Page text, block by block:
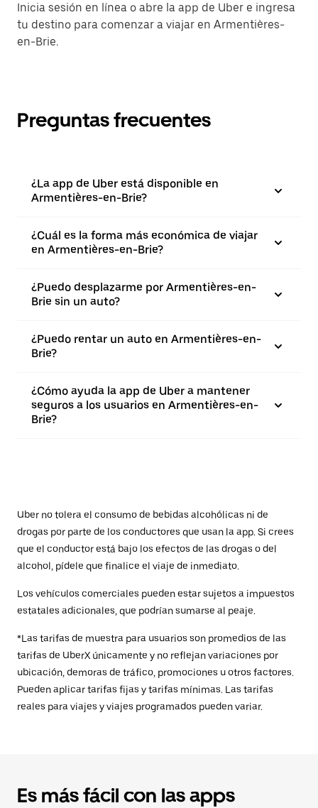
Inicia sesión en línea o abre la app de Uber e ingresa
tu destino para comenzar a viajar en Armentières-
en-Brie.
Preguntas frecuentes
¿La app de Uber está disponible en
Armentières-en-Brie?
¿Cuál es la forma más económica de viajar
en Armentières-en-Brie?
¿Puedo desplazarme por Armentières-en-
Brie sin un auto?
¿Puedo rentar un auto en Armentières-en-
Brie?
¿Cómo ayuda la app de Uber a mantener
seguros a los usuarios en Armentières-en-
Brie?
Uber no tolera el consumo de bebidas alcohólicas ni de
drogas por parte de los conductores que usan la app. Si crees
que el conductor está bajo los efectos de las drogas o del
alcohol, pídele que finalice el viaje de inmediato.
Los vehículos comerciales pueden estar sujetos a impuestos
estatales adicionales, que podrían sumarse al peaje.
*Las tarifas de muestra para usuarios son promedios de las
tarifas de UberX únicamente y no reflejan variaciones por
ubicación, demoras de tráfico, promociones u otros factores.
Pueden aplicar tarifas fijas y tarifas mínimas. Las tarifas
reales para viajes y viajes programados pueden variar.
Es más fácil con las apps